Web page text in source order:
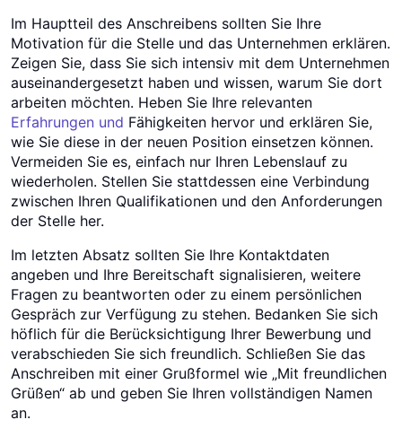
Im Hauptteil des Anschreibens sollten Sie Ihre
Motivation für die Stelle und das Unternehmen erklären.
Zeigen Sie, dass Sie sich intensiv mit dem Unternehmen
auseinandergesetzt haben und wissen, warum Sie dort
arbeiten möchten. Heben Sie Ihre relevanten
Erfahrungen und Fähigkeiten hervor und erklären Sie,
wie Sie diese in der neuen Position einsetzen können.
Vermeiden Sie es, einfach nur Ihren Lebenslauf zu
wiederholen. Stellen Sie stattdessen eine Verbindung
zwischen Ihren Qualifikationen und den Anforderungen
der Stelle her.
Im letzten Absatz sollten Sie Ihre Kontaktdaten
angeben und Ihre Bereitschaft signalisieren, weitere
Fragen zu beantworten oder zu einem persönlichen
Gespräch zur Verfügung zu stehen. Bedanken Sie sich
höflich für die Berücksichtigung Ihrer Bewerbung und
verabschieden Sie sich freundlich. Schließen Sie das
Anschreiben mit einer Grußformel wie „Mit freundlichen
Grüßen“ ab und geben Sie Ihren vollständigen Namen
an.